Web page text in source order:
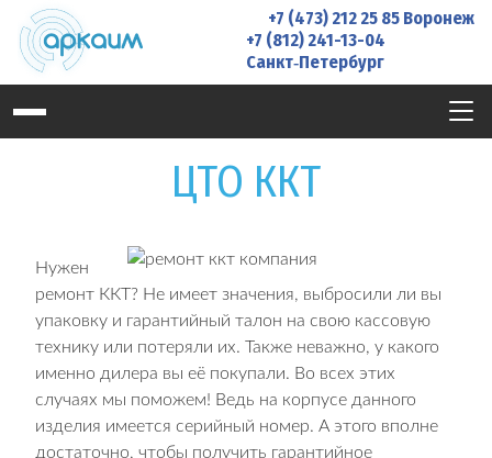
content
+7 (473) 212 25 85 Воронеж
+7 (812) 241-13-04
Санкт‑Петербург
ЦТО ККТ
Нужен
ремонт ККТ? Не имеет значения, выбросили ли вы
упаковку и гарантийный талон на свою кассовую
технику или потеряли их. Также неважно, у какого
именно дилера вы её покупали. Во всех этих
случаях мы поможем! Ведь на корпусе данного
изделия имеется серийный номер. А этого вполне
достаточно, чтобы получить гарантийное